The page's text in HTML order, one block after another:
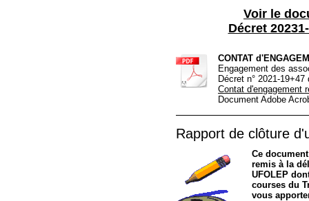
Voir le
Décret
CONTAT
Engagement des
Décret n° 2021-19+47
Contat d'engagement
Document Adobe
Rapport de clôture
Ce
remis à la
UFOLEP
courses du
vous